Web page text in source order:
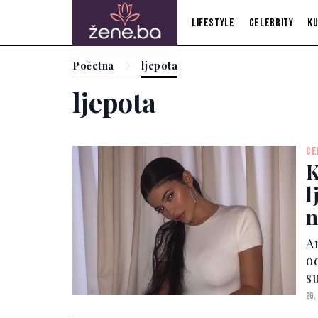
Lifestyle Celebrity
Početna ljepota
ljepota
26.